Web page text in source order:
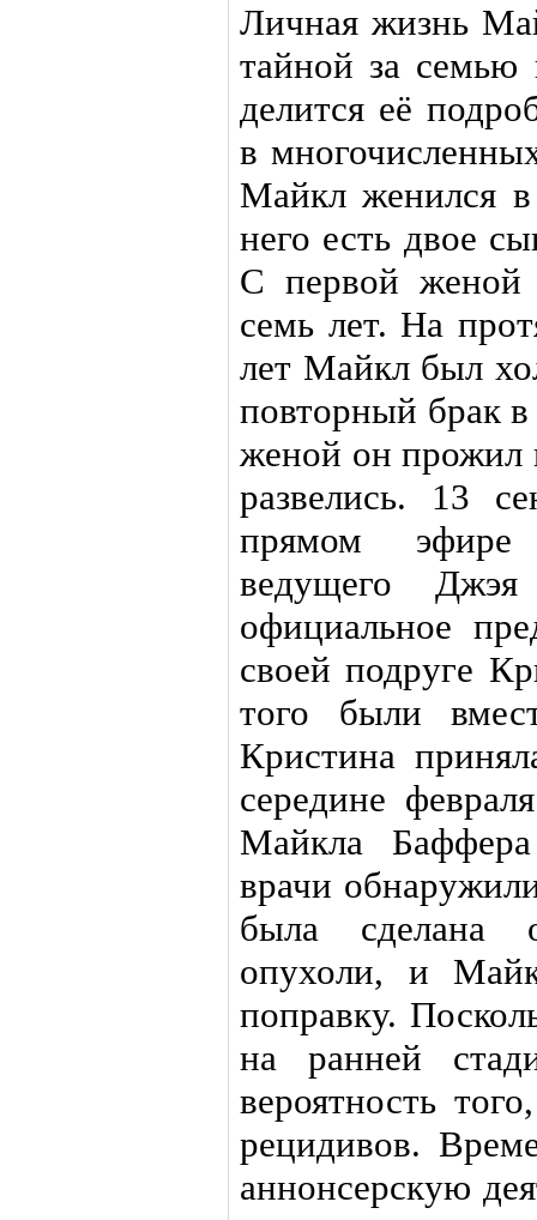
Личная жизнь
тайной за семью
делится её
в
Майкл женился
него есть двое
С первой женой
семь лет. На
лет Майкл был
повторный брак
женой он прожил
развелись. 13
прямом эфире
ведущего
официальное
своей подруге
того были
Кристина
середине
Майкла
врачи
была сделана
опухоли, и
поправку.
на ранней
вероятность
рецидивов.
аннонсерскую